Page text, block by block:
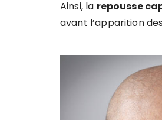
Ainsi, la repousse
avant l’apparition